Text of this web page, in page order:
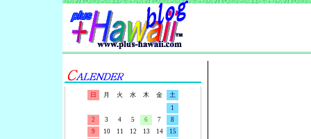
日 月 火 水 木 金
土
1
2
3 4 5 6 7
8
9
10 11 12 13 14
15